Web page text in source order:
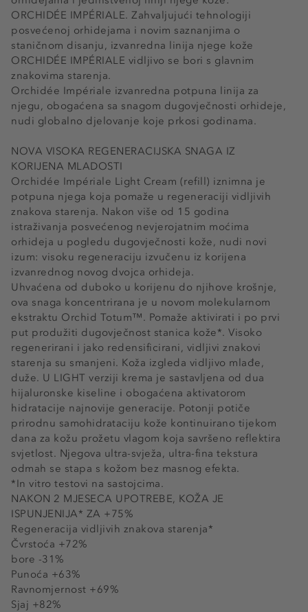
ORCHIDÉE IMPÉRIALE. Zahvaljujući tehnologiji
posvećenoj orhidejama i novim saznanjima o
staničnom disanju, izvanredna linija njege kože
ORCHIDÉE IMPÉRIALE vidljivo se bori s glavnim
znakovima starenja.
Orchidée Impériale izvanredna potpuna linija za
njegu, obogaćena sa snagom dugovječnosti orhideje,
nudi globalno djelovanje koje prkosi godinama.
NOVA VISOKA REGENERACIJSKA SNAGA IZ
KORIJENA MLADOSTI
Orchidée Impériale Light Cream (refill) iznimna je
potpuna njega koja pomaže u regeneraciji vidljivih
znakova starenja. Nakon više od 15 godina
istraživanja posvećenog nevjerojatnim moćima
orhideja u pogledu dugovječnosti kože, nudi novi
izum: visoku regeneraciju izvučenu iz korijena
izvanrednog novog dvojca orhideja.
Uhvaćena od duboko u korijenu do njihove krošnje,
ova snaga koncentrirana je u novom molekularnom
ekstraktu Orchid Totum™. Pomaže aktivirati i po prvi
put produžiti dugovječnost stanica kože*. Visoko
regenerirani i jako redensificirani, vidljivi znakovi
starenja su smanjeni. Koža izgleda vidljivo mlađe,
duže. U LIGHT verziji krema je sastavljena od dua
hijaluronske kiseline i obogaćena aktivatorom
hidratacije najnovije generacije. Potonji potiče
prirodnu samohidrataciju kože kontinuirano tijekom
dana za kožu prožetu vlagom koja savršeno reflektira
svjetlost. Njegova ultra-svježa, ultra-fina tekstura
odmah se stapa s kožom bez masnog efekta.
*In vitro testovi na sastojcima.
NAKON 2 MJESECA UPOTREBE, KOŽA JE
ISPUNJENIJA* ZA +75%
Regeneracija vidljivih znakova starenja*
Čvrstoća +72%
bore -31%
Punoća +63%
Ravnomjernost +69%
Sjaj +82%